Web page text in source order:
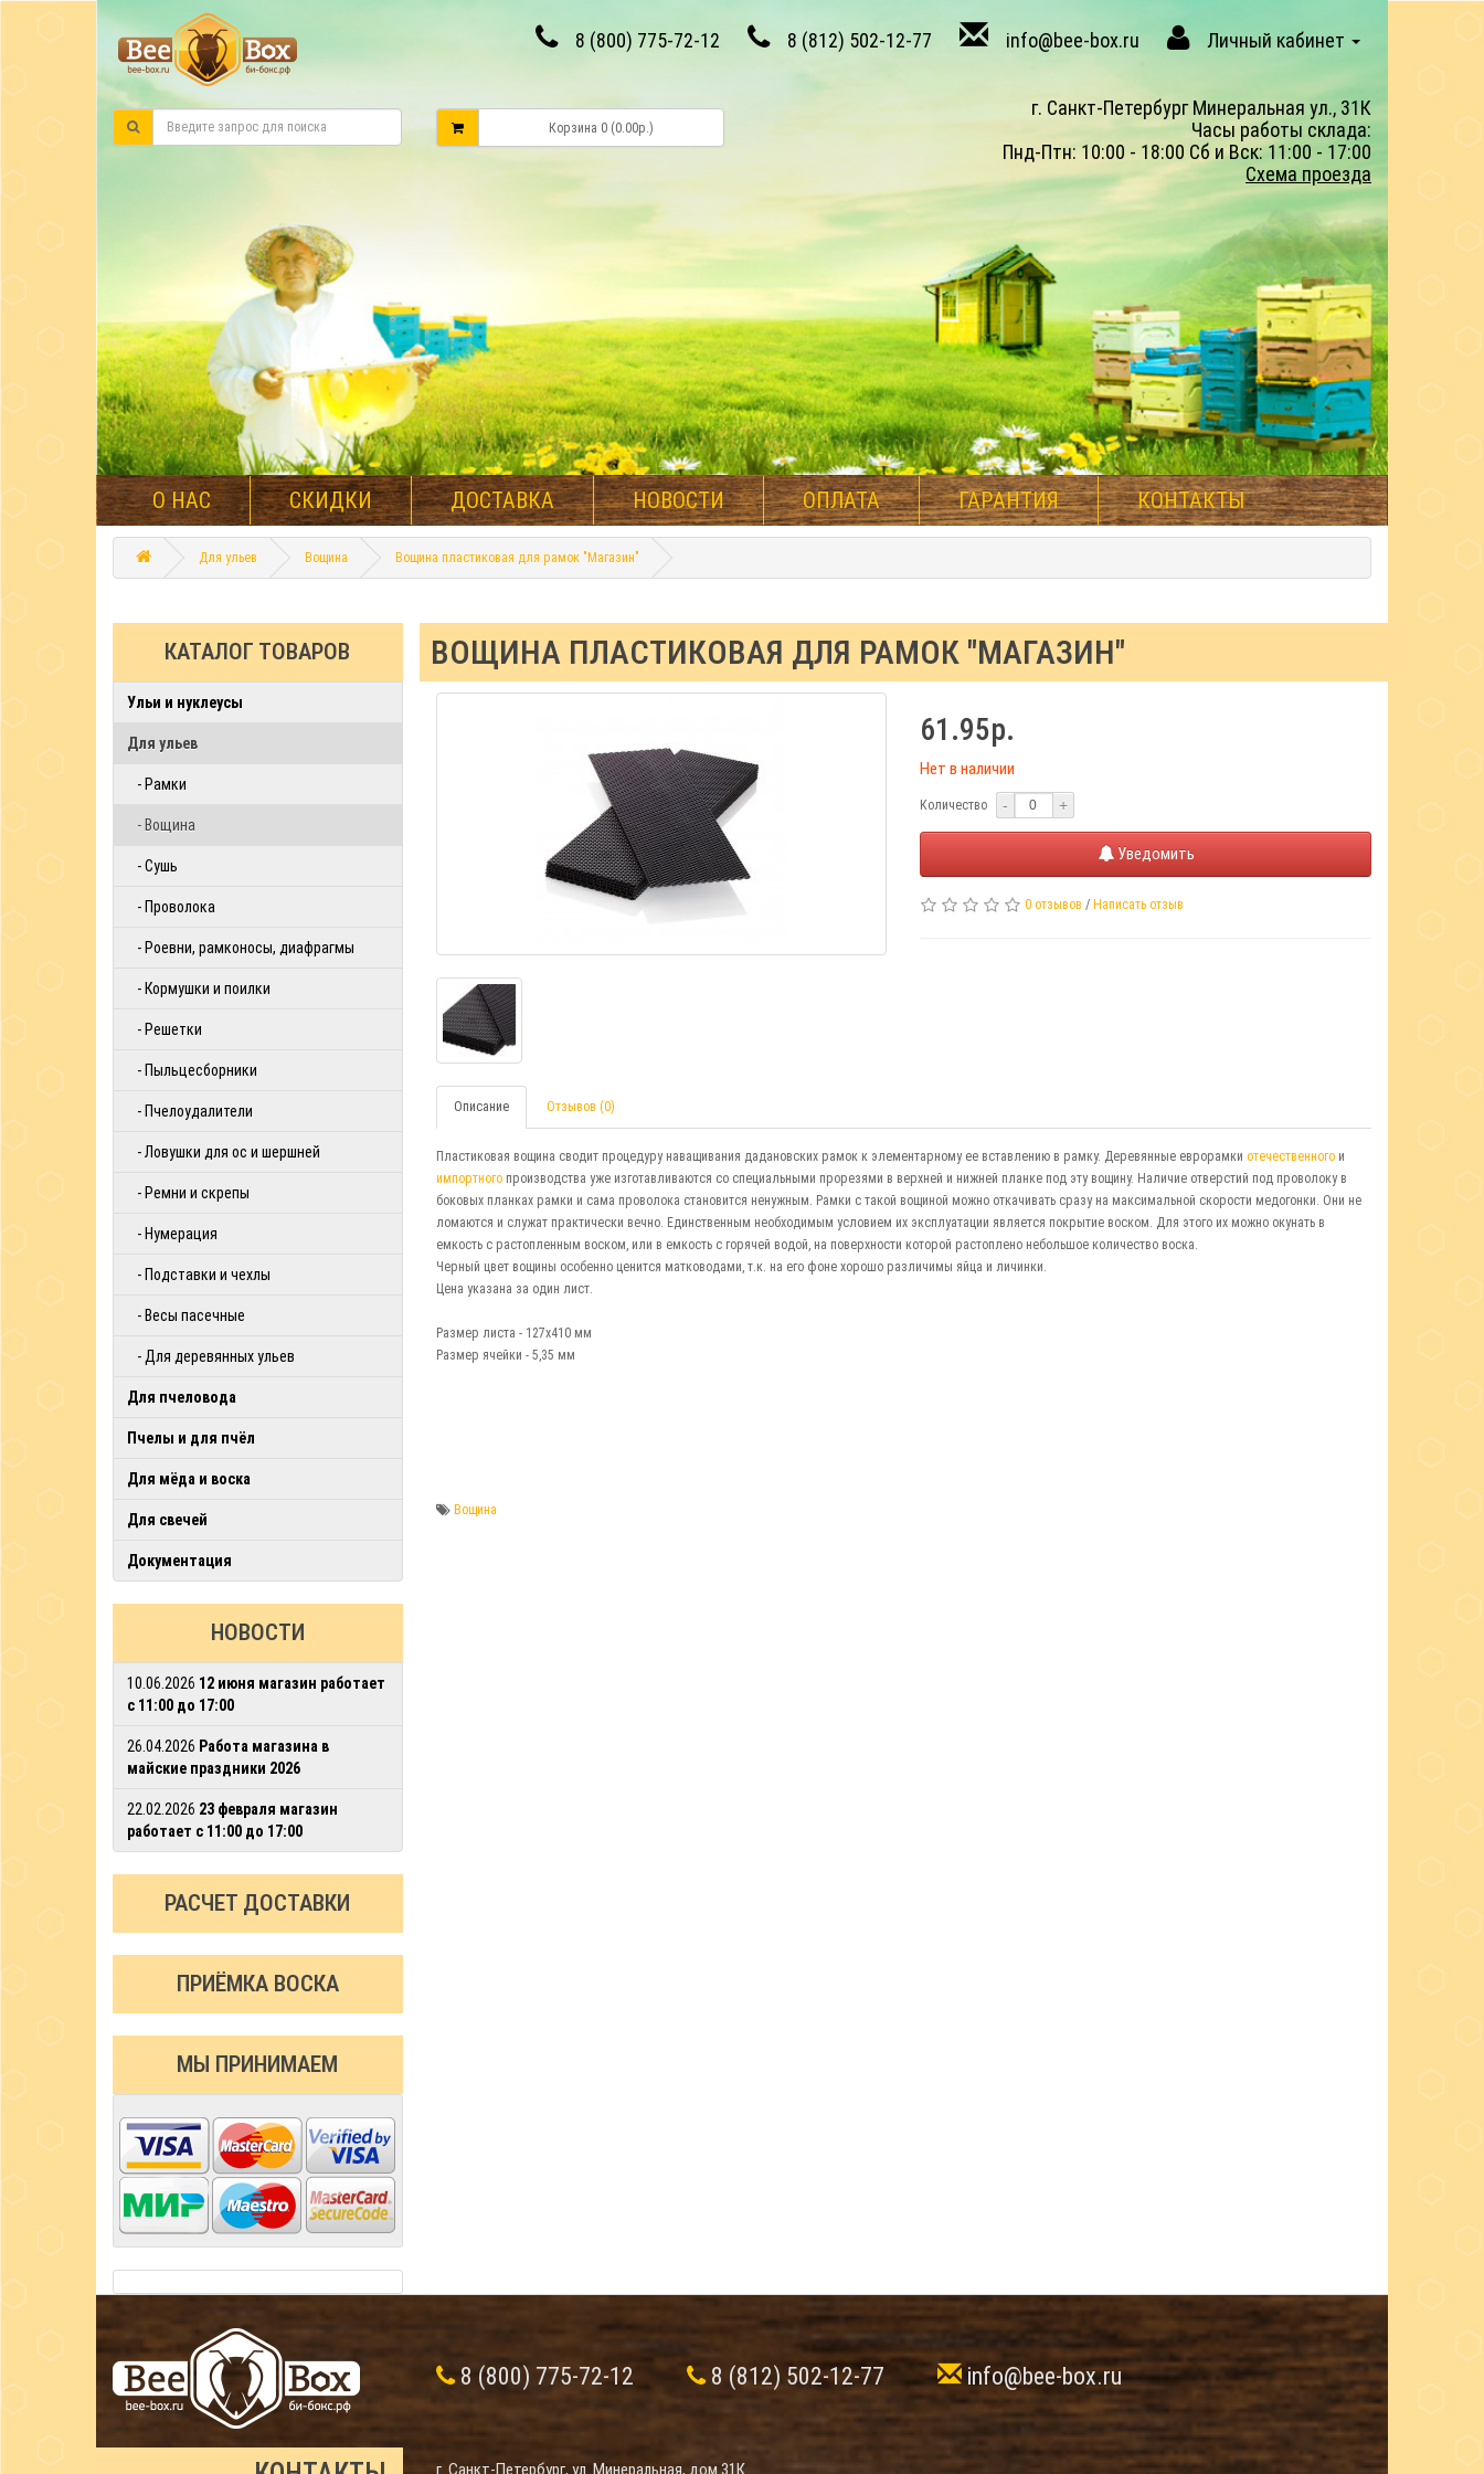
8 (800) 775-72-12 8 (812) 502-12-77 info@bee-box.ru Личный кабинет
Корзина 0 (0.00р.)
г. Санкт-Петербург Минеральная ул., 31К
Часы работы склада:
Пнд-Птн: 10:00 - 18:00 Сб и Вск: 11:00 - 17:00
Схема проезда
О НАС СКИДКИ ДОСТАВКА НОВОСТИ ОПЛАТА ГАРАНТИЯ КОНТАКТЫ
Для ульев Вощина Вощина пластиковая для рамок "Магазин"
КАТАЛОГ ТОВАРОВ
Ульи и нуклеусы
Для ульев
- Рамки
- Вощина
- Сушь
- Проволока
- Роевни, рамконосы, диафрагмы
- Кормушки и поилки
- Решетки
- Пыльцесборники
- Пчелоудалители
- Ловушки для ос и шершней
- Ремни и скрепы
- Нумерация
- Подставки и чехлы
- Весы пасечные
- Для деревянных ульев
Для пчеловода
Пчелы и для пчёл
Для мёда и воска
Для свечей
Документация
НОВОСТИ
10.06.2026 12 июня магазин работает
с 11:00 до 17:00
26.04.2026 Работа магазина в
майские праздники 2026
22.02.2026 23 февраля магазин
работает с 11:00 до 17:00
РАСЧЕТ ДОСТАВКИ
ПРИЁМКА ВОСКА
МЫ ПРИНИМАЕМ
ВОЩИНА ПЛАСТИКОВАЯ ДЛЯ РАМОК "МАГАЗИН"
61.95р.
Нет в наличии
Количество - +
Уведомить
0 отзывов / Написать отзыв
Описание Отзывов (0)
Пластиковая вощина сводит процедуру наващивания дадановских рамок к элементарному ее вставлению в рамку. Деревянные еврорамки отечественногои
импортногопроизводства уже изготавливаются со специальными прорезями в верхней и нижней планке под эту вощину. Наличие отверстий под проволоку в
боковых планках рамки и сама проволока становится ненужным. Рамки с такой вощиной можно откачивать сразу на максимальной скорости медогонки. Они не
ломаются и служат практически вечно. Единственным необходимым условием их эксплуатации является покрытие воском. Для этого их можно окунать в
емкость с растопленным воском, или в емкость с горячей водой, на поверхности которой растоплено небольшое количество воска.
Черный цвет вощины особенно ценится матководами, т.к. на его фоне хорошо различимы яйца и личинки.
Цена указана за один лист.
Размер листа - 127х410 мм
Размер ячейки - 5,35 мм
Вощина
8 (800) 775-72-12 8 (812) 502-12-77 info@bee-box.ru
г. Санкт-Петербург, ул. Минеральная, дом 31К